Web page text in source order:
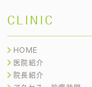
CLINIC
HOME
医院紹介
院長紹介